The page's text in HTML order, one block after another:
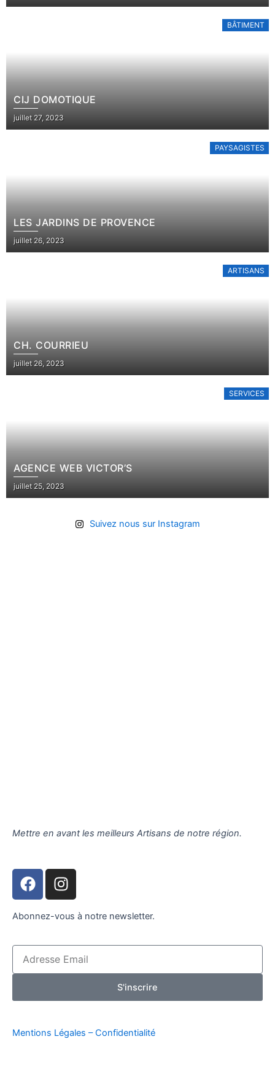
on
BÂTIMENT
CIJ DOMOTIQUE
Posted
on
juillet 27, 2023
PAYSAGISTES
LES JARDINS DE PROVENCE
Posted
on
juillet 26, 2023
ARTISANS
CH. COURRIEU
Posted
on
juillet 26, 2023
SERVICES
AGENCE WEB VICTOR’S
Posted
on
juillet 25, 2023
Suivez nous sur Instagram
Mettre en avant les meilleurs Artisans de notre région.
F
a
e
o
o
I
n
t
g
r
m
Abonnez-vous à notre newsletter.
S'inscrire
Mentions Légales –Confidentialité